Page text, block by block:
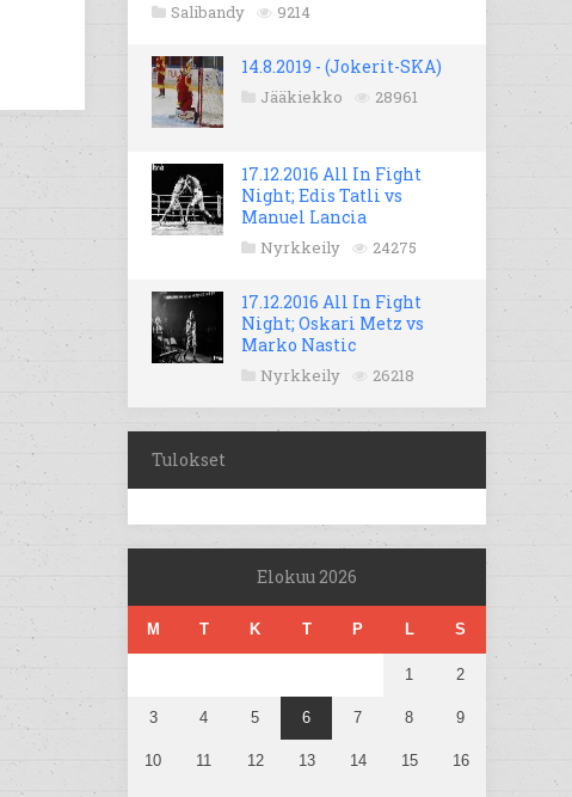
Salibandy 9214
14.8.2019 - (Jokerit-SKA)
Jääkiekko 28961
17.12.2016 All In Fight
Night; Edis Tatli vs
Manuel Lancia
Nyrkkeily 24275
17.12.2016 All In Fight
Night; Oskari Metz vs
Marko Nastic
Nyrkkeily 26218
Tulokset
Elokuu 2026
M T K T P L S
1 2
3 4 5 6 7 8 9
10 11 12 13 14 15 16